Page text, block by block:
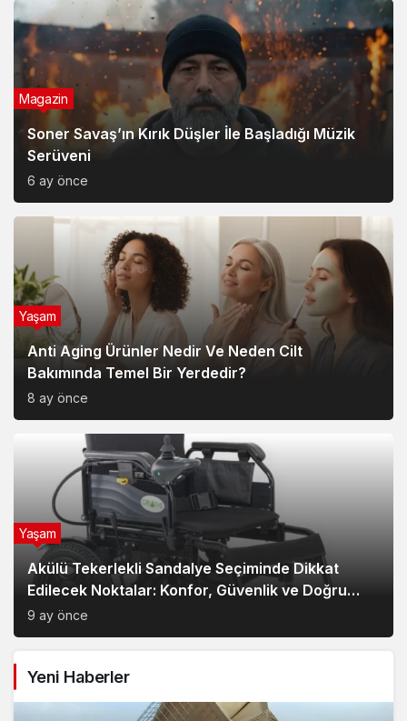
Soner Savaş’ın Kırık Düşler İle Başladığı Müzik
Serüveni
6 ay önce
Magazin
Anti Aging Ürünler Nedir Ve Neden Cilt
Bakımında Temel Bir Yerdedir?
8 ay önce
Yaşam
Akülü Tekerlekli Sandalye Seçiminde Dikkat
Edilecek Noktalar: Konfor, Güvenlik ve Doğru
Model Tercihi
9 ay önce
Yaşam
Yeni Haberler